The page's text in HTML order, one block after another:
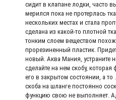
сидит в клапане лодки, часто
мерился пока не протерлась
нескольких местах и стала
сделана из какой-то плотной
тонким слоем веществом
прорезиненный пластик.
новый. Аква Мания, устраните
сделайте на нем скобу,
его в закрытом состоянии, а то
скоба на шланге постоянно
функцию свою не выполняет.